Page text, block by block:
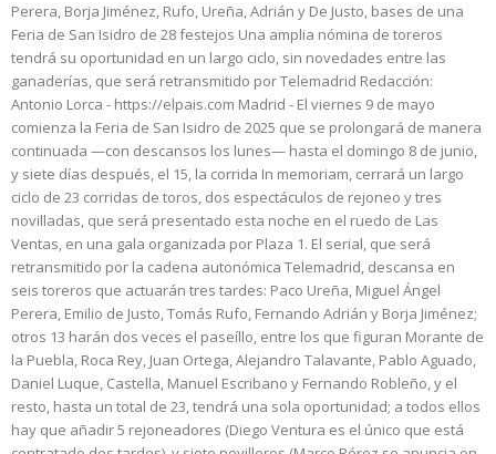
Perera, Borja Jiménez, Rufo, Ureña, Adrián y De Justo, bases de una
Feria de San Isidro de 28 festejos Una amplia nómina de toreros
tendrá su oportunidad en un largo ciclo, sin novedades entre las
ganaderías, que será retransmitido por Telemadrid Redacción:
Antonio Lorca - https://elpais.com Madrid - El viernes 9 de mayo
comienza la Feria de San Isidro de 2025 que se prolongará de manera
continuada —con descansos los lunes— hasta el domingo 8 de junio,
y siete días después, el 15, la corrida In memoriam, cerrará un largo
ciclo de 23 corridas de toros, dos espectáculos de rejoneo y tres
novilladas, que será presentado esta noche en el ruedo de Las
Ventas, en una gala organizada por Plaza 1. El serial, que será
retransmitido por la cadena autonómica Telemadrid, descansa en
seis toreros que actuarán tres tardes: Paco Ureña, Miguel Ángel
Perera, Emilio de Justo, Tomás Rufo, Fernando Adrián y Borja Jiménez;
otros 13 harán dos veces el paseíllo, entre los que figuran Morante de
la Puebla, Roca Rey, Juan Ortega, Alejandro Talavante, Pablo Aguado,
Daniel Luque, Castella, Manuel Escribano y Fernando Robleño, y el
resto, hasta un total de 23, tendrá una sola oportunidad; a todos ellos
hay que añadir 5 rejoneadores (Diego Ventura es el único que está